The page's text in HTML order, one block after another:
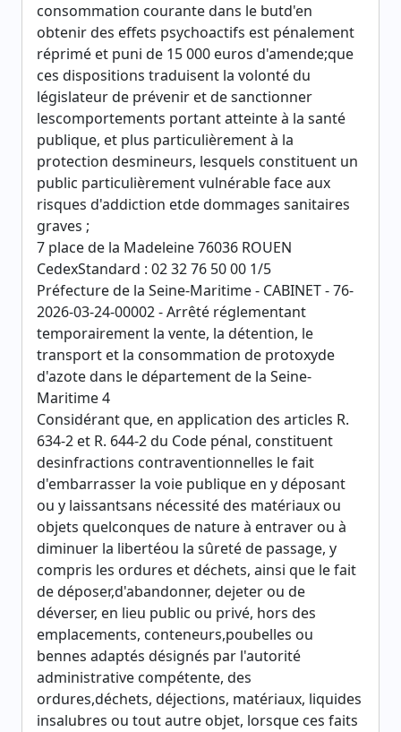
consommation courante dans le butd'en
obtenir des effets psychoactifs est pénalement
réprimé et puni de 15 000 euros d'amende;que
ces dispositions traduisent la volonté du
législateur de prévenir et de sanctionner
lescomportements portant atteinte à la santé
publique, et plus particulièrement à la
protection desmineurs, lesquels constituent un
public particulièrement vulnérable face aux
risques d'addiction etde dommages sanitaires
graves ;
7 place de la Madeleine 76036 ROUEN
CedexStandard : 02 32 76 50 00 1/5
Préfecture de la Seine-Maritime - CABINET - 76-
2026-03-24-00002 - Arrêté réglementant
temporairement la vente, la détention, le
transport et la consommation de protoxyde
d'azote dans le département de la Seine-
Maritime 4
Considérant que, en application des articles R.
634-2 et R. 644-2 du Code pénal, constituent
desinfractions contraventionnelles le fait
d'embarrasser la voie publique en y déposant
ou y laissantsans nécessité des matériaux ou
objets quelconques de nature à entraver ou à
diminuer la libertéou la sûreté de passage, y
compris les ordures et déchets, ainsi que le fait
de déposer,d'abandonner, dejeter ou de
déverser, en lieu public ou privé, hors des
emplacements, conteneurs,poubelles ou
bennes adaptés désignés par l'autorité
administrative compétente, des
ordures,déchets, déjections, matériaux, liquides
insalubres ou tout autre objet, lorsque ces faits